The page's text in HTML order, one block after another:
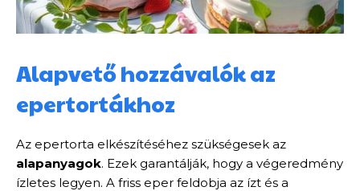
Alapvető hozzávalók az
epertortákhoz
Az epertorta elkészítéséhez szükségesek az
alapanyagok. Ezek garantálják, hogy a végeredmény
ízletes legyen. A friss eper feldobja az ízt és a